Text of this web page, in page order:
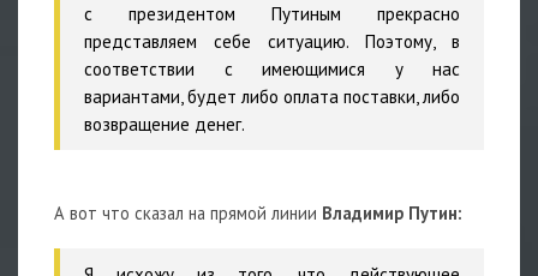
с президентом Путиным прекрасно
представляем себе ситуацию. Поэтому, в
соответствии с имеющимися у нас
вариантами, будет либо оплата поставки, либо
возвращение денег.
А вот что сказал на прямой линии Владимир Путин: